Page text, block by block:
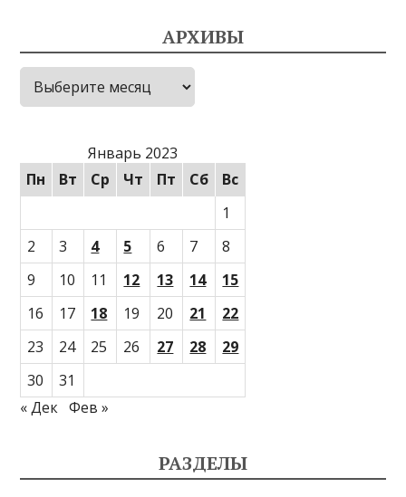
АРХИВЫ
Архивы
Январь 2023
Пн
Вт Ср Чт Пт Сб
Вс
1
2
3 4 5 6 7
8
9
10 11 12 13 14
15
16
17 18 19 20 21
22
23
24 25 26 27 28
29
30
31
« Дек Фев »
РАЗДЕЛЫ